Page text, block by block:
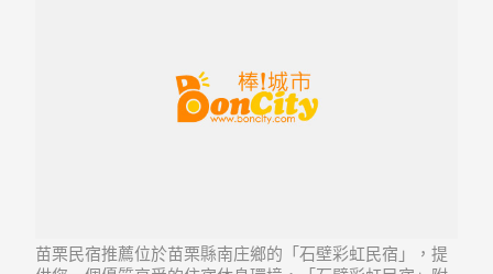
苗栗民宿推薦位於苗栗縣南庄鄉的「石壁彩虹民宿」，提